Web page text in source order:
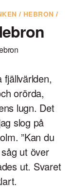
/ HEBRON /
orörda,
lugn. Det
slog på
”Kan du
ut över
ut. Svaret